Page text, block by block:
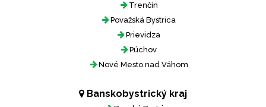
Trenčín
Považská Bystrica
Prievidza
Púchov
Nové Mesto nad Váhom
Banskobystrický kraj